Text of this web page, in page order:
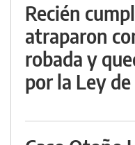
Recién
atraparon
robada y
por la Ley